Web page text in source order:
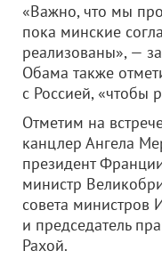
«Важно, что мы
пока минские
реализованы», —
Обама также
с Россией, «чтобы
Отметим на
канцлер Ангела
президент
министр
совета министров
и председатель
Рахой.